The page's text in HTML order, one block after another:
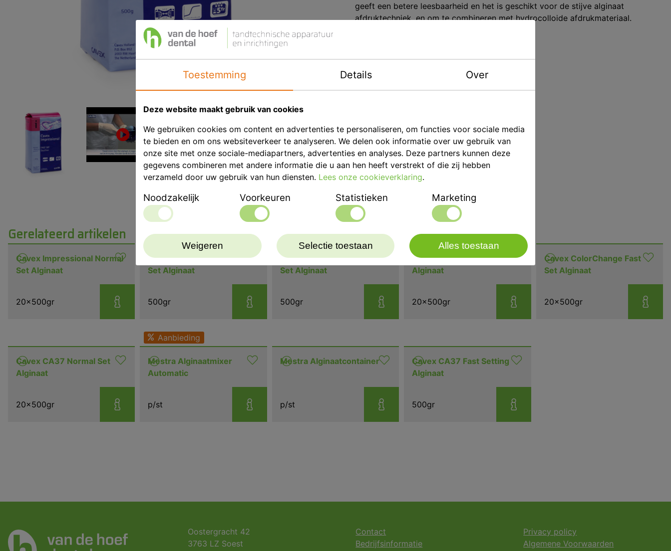
geeft een betere leesbaarheid en het is geschikt voor de stijve alginaat
afdruktechniek, en om te combineren met hydrocolloide afdrukmateriaal.
Optimale gips compatabiliteit.
Uithardingstijd 1 minuut.
Gerelateerd artikelen
Cavex Impressional Normal
Set Alginaat
20x500gr
Cavex Impressional Normal
Set Alginaat
500gr
Cavex ColorChange Fast
Set Alginaat
500gr
Cavex Impressional Fast Set
Alginaat
20x500gr
Cavex ColorChange Fast
Set Alginaat
20x500gr
Cavex CA37 Normal Set
Alginaat
20x500gr
Aanbieding
Mestra Alginaatmixer
Automatic
p/st
Mestra Alginaatcontainer
p/st
Cavex CA37 Fast Setting
Alginaat
500gr
Oostergracht 42
3763 LZ Soest
Contact
Bedrijfsinformatie
Privacy policy
Algemene Voorwaarden
Toestemming Details Over
Deze website maakt gebruik van cookies
We gebruiken cookies om content en advertenties te personaliseren, om functies voor sociale media
te bieden en om ons websiteverkeer te analyseren. We delen ook informatie over uw gebruik van
onze site met onze sociale-mediapartners, advertenties en analyses. Deze partners kunnen deze
gegevens combineren met andere informatie die u aan hen heeft verstrekt of die zij hebben
verzameld door uw gebruik van hun diensten. Lees onze cookieverklaring.
Noodzakelijk Voorkeuren Statistieken Marketing
Weigeren Selectie toestaan Alles toestaan